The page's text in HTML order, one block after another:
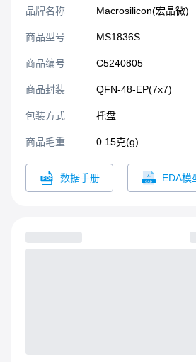
HD接收器，输出有
10bit的视频DAC，音频
模拟左右立体声输出，
降噪，亮度/色度/饱和
配置，帮助用户降低成
品牌名称 Macrosilicon(宏晶微)
商品型号 MS1836S
商品编号 C5240805
商品封装 QFN-48-EP(7x7)​
包装方式 托盘
商品毛重 0.15克(g)
数据手册 EDA模